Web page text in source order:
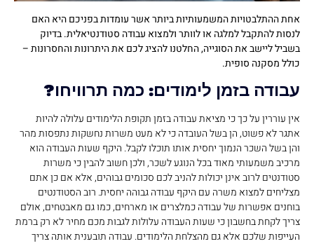
אחת ההתלבטויות המשמעותיות ביותר אשר עומדות בפניכם היא האם
לנסות להתקבל למלגה או לוותר ולמצוא עבודה סטודנטיאלית. בדיוק
בשביל ליישב את הסוגייה, החלטנו להציג לכם את היתרונות והחסרונות –
כולל מסקנה סופית.
עבודה בזמן לימודים: כמה תרוויחו?
אין עוררין על כך כי מציאת עבודה בזמן תקופת הלימודים עלולה להיות
אתגר לא פשוט, הן בשל העובדה כי לא מעט משרות נחשקות נתפסות מהר
והן בשל השכר הנמוך יחסית אותו תוכלו לקבל. היקף שעות העבודה הוא
מרכיב משמעותי מאוד בכל הנוגע לשכר, ולכן חשוב להבין כי משרות
סטודנטים לרוב אינן יכולות להניב לכם סכומים גבוהים, אלא אם כן אתם
מצליחים למצוא משרה עם היקף עבודה גבוהה יחסית. רוב הסטודנטים
בוחנים אפשרות של עבודה כמלצרים או מארחים, כמו גם מאבטחים, אולם
צריך לקחת בחשבון כי שעות העבודה עלולות לגבות מכם מחיר לא רק ברמת
העייפות שלכם אלא גם מהצלחת הלימודים. עבודה תובענית אותה צריך